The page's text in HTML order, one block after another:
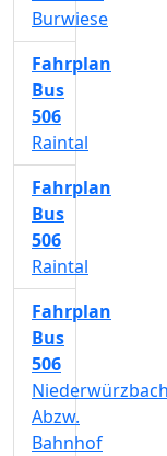
Burwiese
Fahrplan
Bus
506
Raintal
Fahrplan
Bus
506
Raintal
Fahrplan
Bus
506
Niederwürzbach
Abzw.
Bahnhof